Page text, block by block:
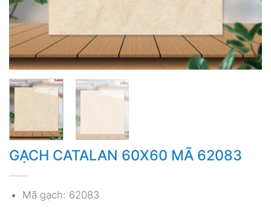
GẠCH CATALAN 60X60 MÃ 62083
Mã gạch: 62083